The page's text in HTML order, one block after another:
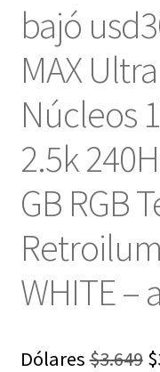
bajó
MAX
Núcleos
2.5k
GB RGB
WHITE –
Dólares$3.649 $